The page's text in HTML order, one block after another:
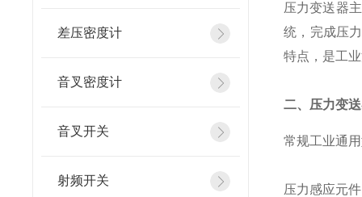
差压密度计
音叉密度计
音叉开关
射频开关
压力变送器
统，完成压
特点，是工
二、压力变
常规工业通
压力感应元件